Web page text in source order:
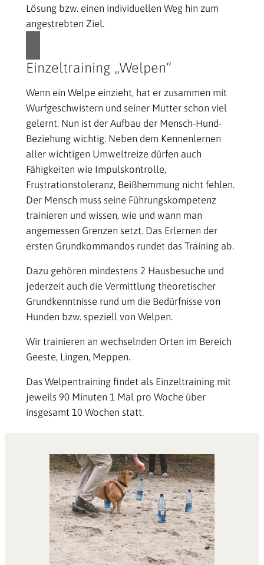
Lösung bzw. einen individuellen Weg hin zum
angestrebten Ziel.
Einzeltraining „Welpen“
Wenn ein Welpe einzieht, hat er zusammen mit
Wurfgeschwistern und seiner Mutter schon viel
gelernt. Nun ist der Aufbau der Mensch-Hund-
Beziehung wichtig. Neben dem Kennenlernen
aller wichtigen Umweltreize dürfen auch
Fähigkeiten wie Impulskontrolle,
Frustrationstoleranz, Beißhemmung nicht fehlen.
Der Mensch muss seine Führungskompetenz
trainieren und wissen, wie und wann man
angemessen Grenzen setzt. Das Erlernen der
ersten Grundkommandos rundet das Training ab.
Dazu gehören mindestens 2 Hausbesuche und
jederzeit auch die Vermittlung theoretischer
Grundkenntnisse rund um die Bedürfnisse von
Hunden bzw. speziell von Welpen.
Wir trainieren an wechselnden Orten im Bereich
Geeste, Lingen, Meppen.
Das Welpentraining findet als Einzeltraining mit
jeweils 90 Minuten 1 Mal pro Woche über
insgesamt 10 Wochen statt.